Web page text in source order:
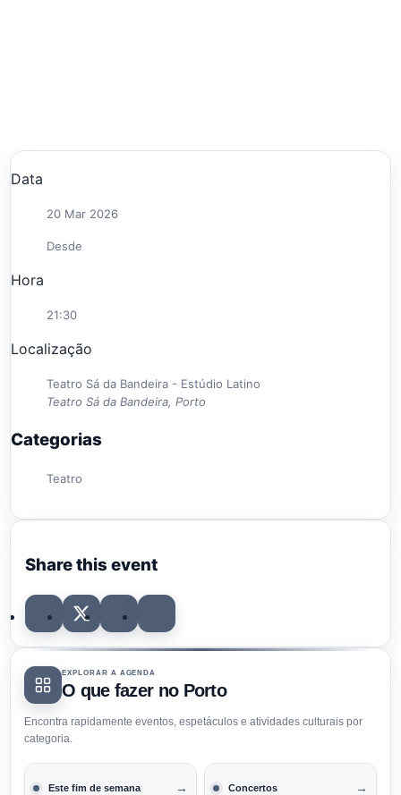
Data
20 Mar 2026
Desde
Hora
21:30
Localização
Teatro Sá da Bandeira - Estúdio Latino
Teatro Sá da Bandeira, Porto
Categorias
Teatro
Share this event
EXPLORAR A AGENDA
O que fazer no Porto
Encontra rapidamente eventos, espetáculos e atividades culturais por
categoria.
Este fim de semana → Concertos →